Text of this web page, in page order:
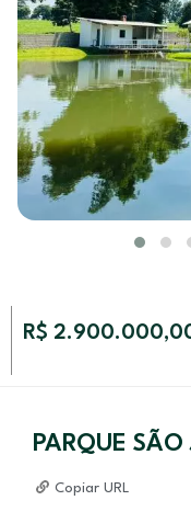
R$
PARQUE
Copiar URL